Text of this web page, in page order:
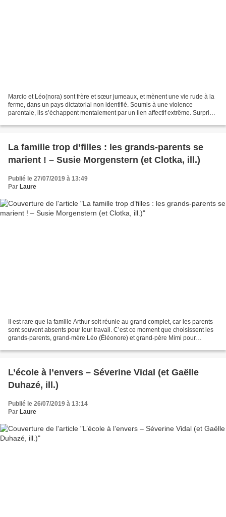
Marcio et Léo(nora) sont frère et sœur jumeaux, et mènent une vie rude à la
ferme, dans un pays dictatorial non identifié. Soumis à une violence
parentale, ils s’échappent mentalement par un lien affectif extrême. Surpris
La famille trop d’filles : les grands-parents se
marient ! – Susie Morgenstern (et Clotka, ill.)
Publié le 27/07/2019 à 13:49
Par Laure
Il est rare que la famille Arthur soit réunie au grand complet, car les parents
sont souvent absents pour leur travail. C’est ce moment que choisissent les
grands-parents, grand-mère Léo (Éléonore) et grand-père Mimi pour
L’école à l’envers – Séverine Vidal (et Gaëlle
Duhazé, ill.)
Publié le 26/07/2019 à 13:14
Par Laure